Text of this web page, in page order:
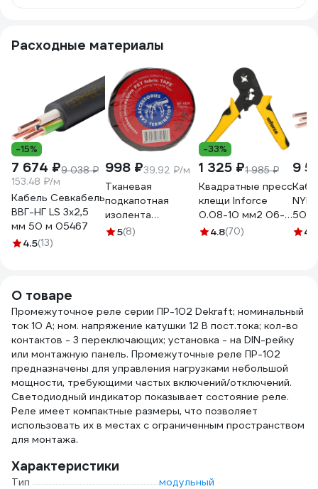
Расходные материалы
-15%
7 674 ₽9 038 ₽
153.48 ₽/м
Кабель Севкабель
ВВГ-НГ LS 3х2,5
мм 50 м 05467
4.5(13)
998 ₽39.92 ₽/м
Тканевая
подкапотная
изолента
Terminator Izt
5(8)
-33%
1 325 ₽1 985 ₽
Квадратные пресс
клещи Inforce
0.08-10 мм2 06-
19-10
4.8(70)
9
NYM
50 м
4.8
О товаре
Промежуточное реле серии ПР-102 Dekraft; номинальный
ток 10 А; ном. напряжение катушки 12 В пост.тока; кол-во
контактов - 3 переключающих; установка - на DIN-рейку
или монтажную панель. Промежуточные реле ПР-102
предназначены для управления нагрузками небольшой
мощности, требующими частых включений/отключений.
Светодиодный индикатор показывает состояние реле.
Реле имеет компактные размеры, что позволяет
использовать их в местах с ограниченным пространством
для монтажа.
Характеристики
Тип
модульный